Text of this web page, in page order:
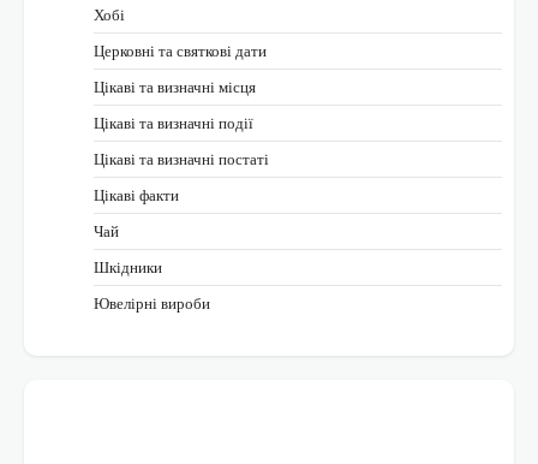
Хобі
Церковні та святкові дати
Цікаві та визначні місця
Цікаві та визначні події
Цікаві та визначні постаті
Цікаві факти
Чай
Шкідники
Ювелірні вироби